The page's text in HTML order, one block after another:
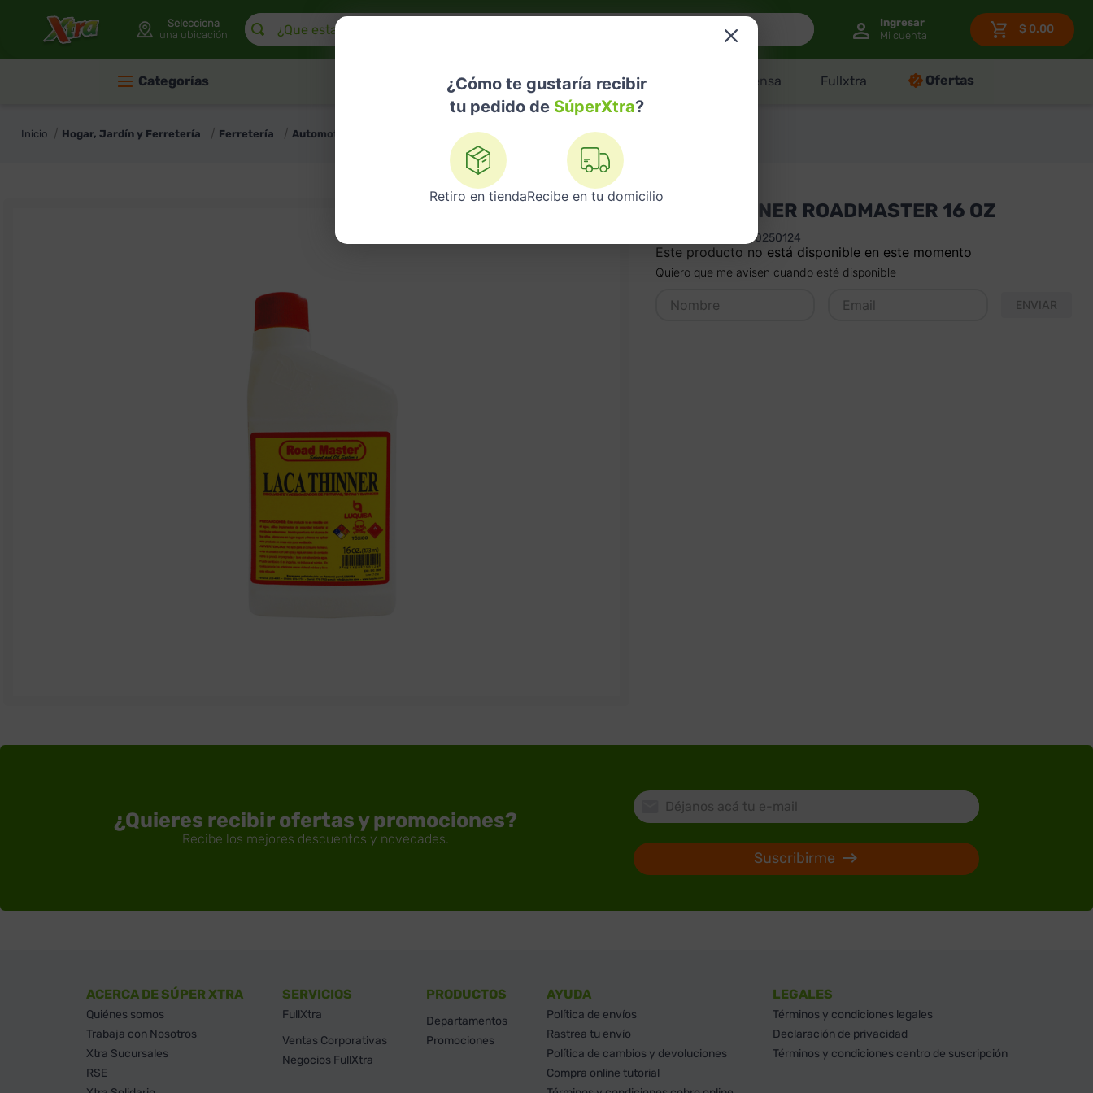
Selecciona
una ubicación
¿Cómo te gustaría recibir
tu pedido de SúperXtra?
Retiro en tiendaRecibe en tu domicilio
¿Que estas buscando?
$ 0.00
Categorías Nuestras Marcas Telemedicina Licores Despensa Fullxtra Ofertas
Hogar, Jardín y Ferretería Ferretería Automotriz Laca Thinner Roadmaster 16 OZ
LACA THINNER ROADMASTER 16 OZ
7451100250124
Este producto no está disponible en este momento
Quiero que me avisen cuando esté disponible
ENVIAR
¿Quieres recibir ofertas y promociones?
Suscribirme
ACERCA DE SÚPER XTRA
Quiénes somos
Trabaja con Nosotros
Xtra Sucursales
RSE
SERVICIOS
FullXtra
Ventas Corporativas
Negocios FullXtra
PRODUCTOS
Departamentos
Promociones
AYUDA
Política de envíos
Rastrea tu envío
Política de cambios y devoluciones
Compra online tutorial
LEGALES
Términos y condiciones legales
Declaración de privacidad
Términos y condiciones centro de suscripción